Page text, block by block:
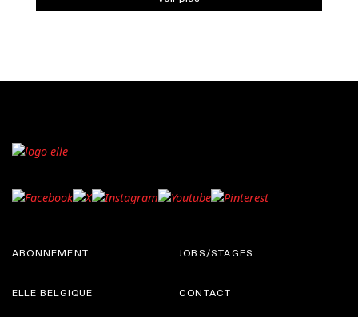
ABONNEMENT
ELLE BELGIQUE
JOBS/STAGES
CONTACT